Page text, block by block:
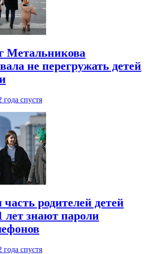
Метальникова
не перегружать детей
года спустя
родителей детей
лет знают пароли
года спустя